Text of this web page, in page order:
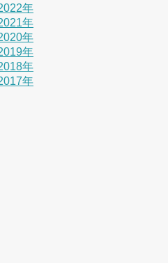
年
年
年
年
年
年